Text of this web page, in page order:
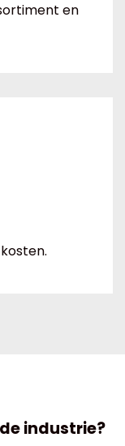
en
industrie?